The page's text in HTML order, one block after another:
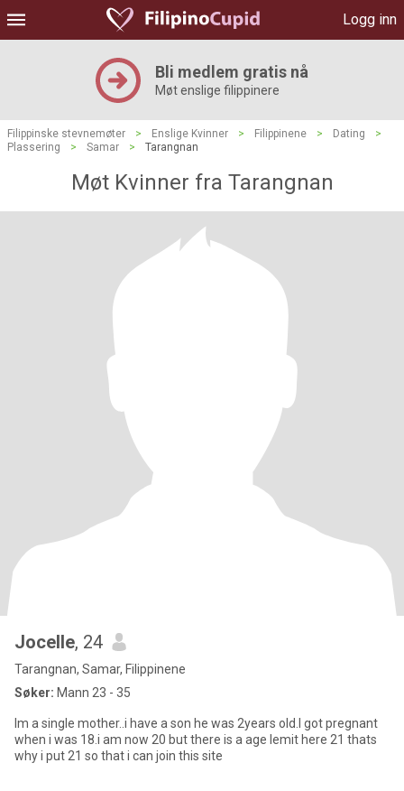
Logg inn
Bli medlem gratis nå
Møt enslige filippinere
Filippinske stevnemøter > Enslige Kvinner > Filippinene > Dating
>
Plassering
> Samar > Tarangnan
Møt Kvinner fra Tarangnan
Jocelle, 24
Tarangnan, Samar, Filippinene
Søker: Mann 23 - 35
Im a single mother..i have a son he was 2years old.I got pregnant
when i was 18.i am now 20 but there is a age lemit here 21 thats
why i put 21 so that i can join this site